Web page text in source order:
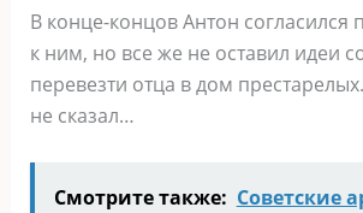
В конце-концов Антон согласился
к ним, но все же не оставил идеи
перевезти отца в дом
не сказал…
Смотрите также: Советские